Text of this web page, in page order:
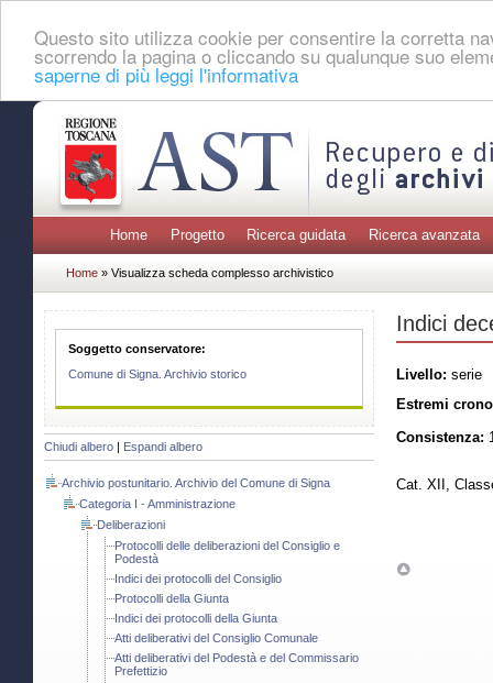
Questo sito utilizza cookie per consentire la corretta
scorrendo la pagina o cliccando su qualunque suo
saperne di più leggi l'informativa
Home Progetto Ricerca guidata Ricerca avanzata
Home » Visualizza scheda complesso archivistico
Soggetto conservatore:
Comune di Signa. Archivio storico
Chiudi albero Espandi albero
Archivio postunitario. Archivio del Comune di Signa
Categoria I - Amministrazione
Deliberazioni
Protocolli delle deliberazioni del Consiglio e
Podestà
Indici dei protocolli del Consiglio
Protocolli della Giunta
Indici dei protocolli della Giunta
Atti deliberativi del Consiglio Comunale
Atti deliberativi del Podestà e del Commissario
Prefettizio
Indici
Livello: serie
Estremi
Consistenza:
Cat. XII,